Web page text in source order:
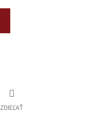
ZDIEĽAŤ